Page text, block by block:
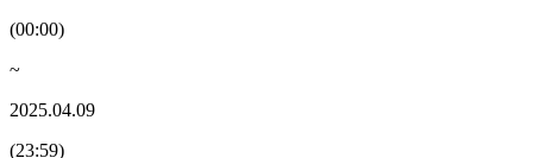
(00:00)
~
2025.04.09
(23:59)